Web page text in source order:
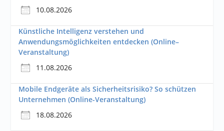
10.08.2026
Künstliche Intelligenz verstehen und
Anwendungsmöglichkeiten entdecken (Online–
Veranstaltung)
11.08.2026
Mobile Endgeräte als Sicherheitsrisiko? So schützen
Unternehmen (Online-Veranstaltung)
18.08.2026